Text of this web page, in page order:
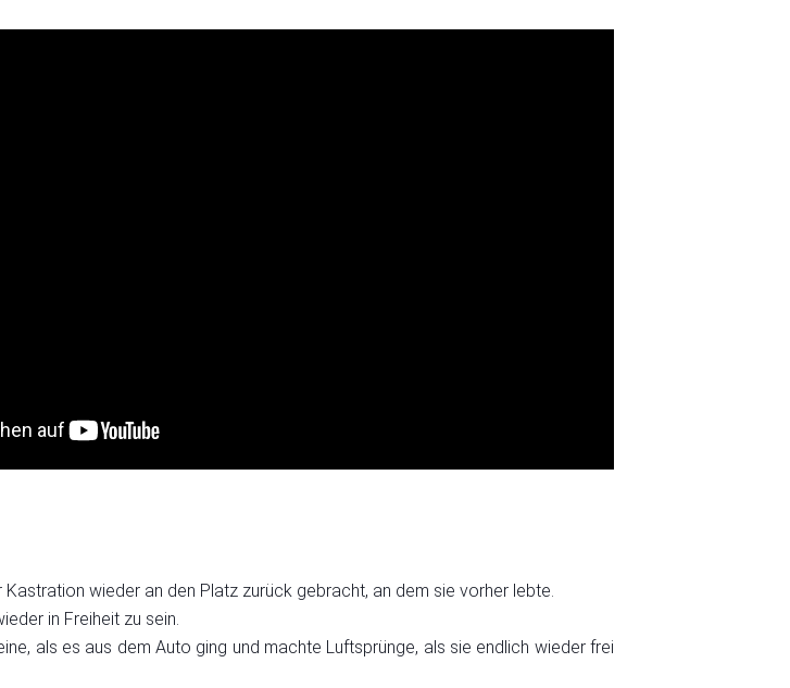
Kastration wieder an den Platz zurück gebracht, an dem sie vorher lebte.
in Freiheit zu sein.
als es aus dem Auto ging und machte Luftsprünge, als sie endlich wieder frei